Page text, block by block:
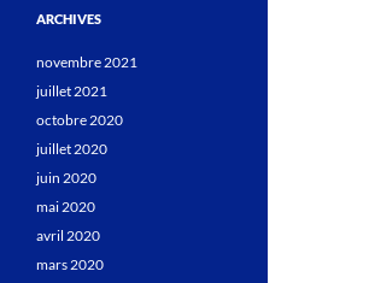
ARCHIVES
novembre 2021
juillet 2021
octobre 2020
juillet 2020
juin 2020
mai 2020
avril 2020
mars 2020